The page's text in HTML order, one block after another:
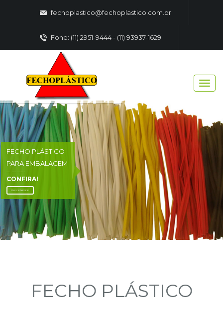
fechoplastico@fechoplastico.com.br
Fone: (11) 2951-9444 - (11) 93937-1629
FECHO PLÁSTICO
PARA EMBALAGEM
CONFIRA!
FALE CONOSCO
FECHO PLÁSTICO